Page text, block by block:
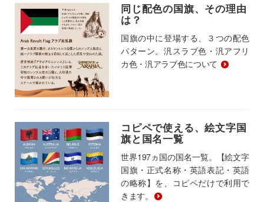
る
同じ配色の国旗、その理由
は？
国旗の中に登場する、３つの配色
パターン。汎スラブ色・汎アフリ
カ色・汎アラブ色について
コピペで使える、絵文字国
旗と国名一覧
世界197ヵ国の国名一覧。【絵文字
国旗・正式名称・英語表記・英語
の略称】を、コピペだけで利用で
きます。